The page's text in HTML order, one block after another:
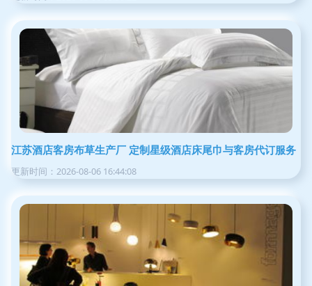
江苏酒店客房布草生产厂 定制星级酒店床尾巾与客房代订服务
更新时间：2026-08-06 16:44:08